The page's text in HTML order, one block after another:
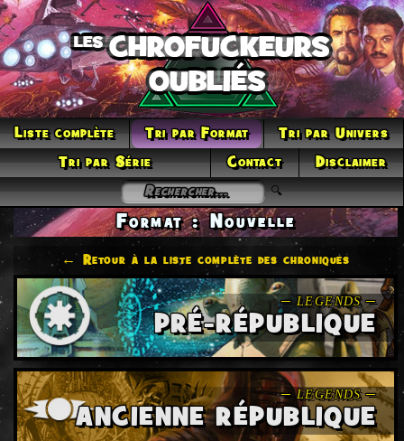
Liste complète Tri par Format
Tri par Univers
Tri par Série
Contact Disclaimer
Format : Nouvelle
← Retour à la liste complète des chroniques
PRÉ-RÉPUBLIQUE
ANCIENNE RÉPUBLIQUE